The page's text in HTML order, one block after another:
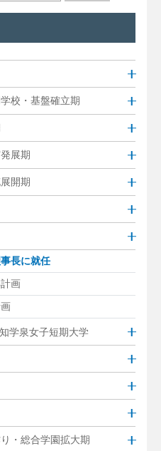
校・基盤確立期
展期
開期
長に就任
画
学泉女子短期大学
・総合学園拡大期